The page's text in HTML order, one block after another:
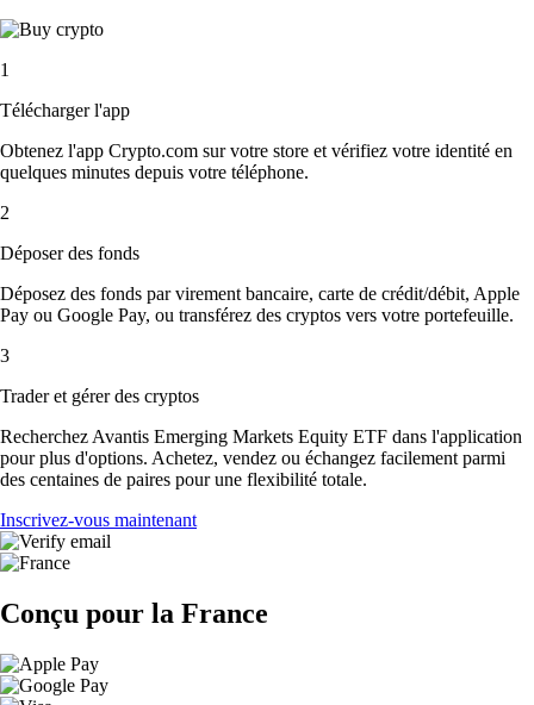
1
Télécharger l'app
Obtenez l'app Crypto.com sur votre store et vérifiez votre identité en
quelques minutes depuis votre téléphone.
2
Déposer des fonds
Déposez des fonds par virement bancaire, carte de crédit/débit, Apple
Pay ou Google Pay, ou transférez des cryptos vers votre portefeuille.
3
Trader et gérer des cryptos
Recherchez Avantis Emerging Markets Equity ETF dans l'application
pour plus d'options. Achetez, vendez ou échangez facilement parmi
des centaines de paires pour une flexibilité totale.
Inscrivez-vous maintenant
Conçu pour la France